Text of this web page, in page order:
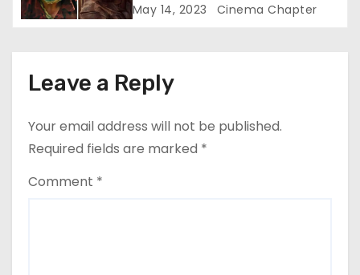
May 14, 2023 Cinema Chapter
Leave a Reply
Your email address will not be published.
Required fields are marked *
Comment *